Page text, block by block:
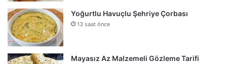
Yoğurtlu Havuçlu Şehriye Çorbası
13 saat önce
Mayasız Az Malzemeli Gözleme Tarifi